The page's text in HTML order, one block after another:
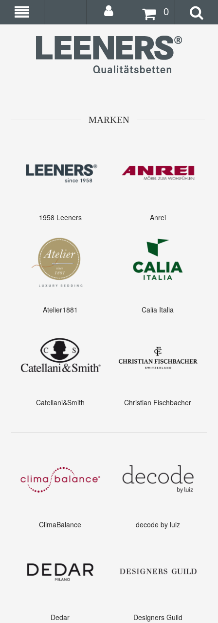
0
MARKEN
1958 Leeners Anrei
Atelier1881 Calia Italia
Catellani&Smith Christian Fischbacher
ClimaBalance decode by luiz
Dedar Designers Guild